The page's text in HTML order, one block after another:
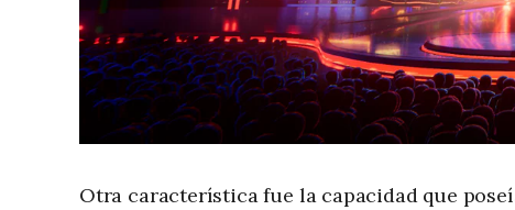
Otra característica fue la capacidad que